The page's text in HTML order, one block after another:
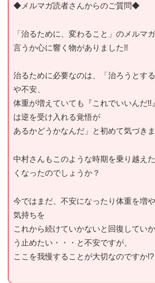
◆メルマガ読者さんからのご質問◆
「治るために、変わること」のメルマ
言うか心に響く物がありました!!
治るために必要なのは、「治ろうとす
や不安、
体重が増えていても『これでいいんだ!!
は逆を受け入れる覚悟が
あるかどうかなんだ」と初めて気づきま
中村さんもこのような時期を乗り越え
くなったのでしょうか？
今ではまだ、不安になったり体重を増
気持ちを
これから続けていかないと回復してい
う止めたい・・・と不安ですが、
ここを我慢することが大切なのですか!?